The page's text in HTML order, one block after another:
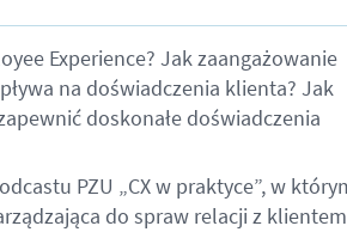
Experience? Jak zaangażowanie
na doświadczenia klienta? Jak
doskonałe doświadczenia
PZU „CX w praktyce”, w
do spraw relacji z klientem